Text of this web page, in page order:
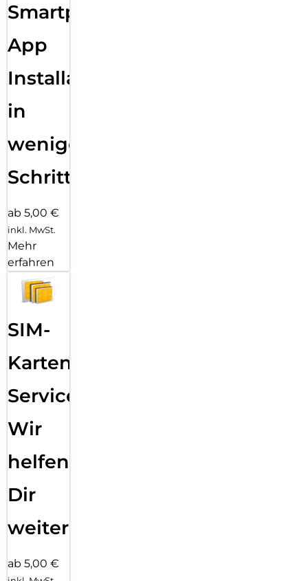
Smartphone
App
Installation
in
wenigen
Schritten
ab 5,00 €
inkl. MwSt.
Mehr
erfahren
SIM-
Karten
Service:
Wir
helfen
Dir
weiter
ab 5,00 €